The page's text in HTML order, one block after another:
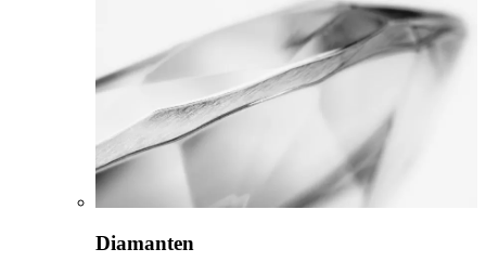
Diamanten